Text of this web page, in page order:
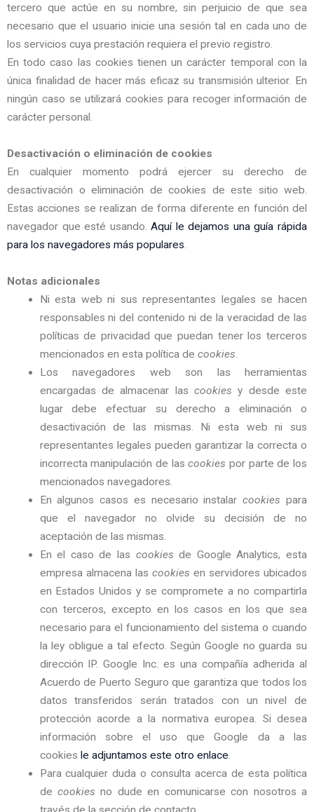
tercero que actúe en su nombre, sin perjuicio de que sea
necesario que el usuario inicie una sesión tal en cada uno de
los servicios cuya prestación requiera el previo registro.
En todo caso las cookies tienen un carácter temporal con la
única finalidad de hacer más eficaz su transmisión ulterior. En
ningún caso se utilizará cookies para recoger información de
carácter personal.
Desactivación o eliminación de cookies
En cualquier momento podrá ejercer su derecho de
desactivación o eliminación de cookies de este sitio web.
Estas acciones se realizan de forma diferente en función del
navegador que esté usando.Aquí le dejamos una guía rápida
para los navegadores más populares.
Notas adicionales
Ni esta web ni sus representantes legales se hacen
responsables ni del contenido ni de la veracidad de las
políticas de privacidad que puedan tener los terceros
mencionados en esta política de cookies.
Los navegadores web son las herramientas
encargadas de almacenar las cookies y desde este
lugar debe efectuar su derecho a eliminación o
desactivación de las mismas. Ni esta web ni sus
representantes legales pueden garantizar la correcta o
incorrecta manipulación de lascookies por parte de los
mencionados navegadores.
En algunos casos es necesario instalarcookies para
que el navegador no olvide su decisión de no
aceptación de las mismas.
En el caso de las cookies de Google Analytics, esta
empresa almacena las cookies en servidores ubicados
en Estados Unidos y se compromete a no compartirla
con terceros, excepto en los casos en los que sea
necesario para el funcionamiento del sistema o cuando
la ley obligue a tal efecto. Según Google no guarda su
dirección IP. Google Inc. es una compañía adherida al
Acuerdo de Puerto Seguro que garantiza que todos los
datos transferidos serán tratados con un nivel de
protección acorde a la normativa europea. Si desea
información sobre el uso que Google da a las
cookies le adjuntamos este otro enlace.
Para cualquier duda o consulta acerca de esta política
de cookies no dude en comunicarse con nosotros a